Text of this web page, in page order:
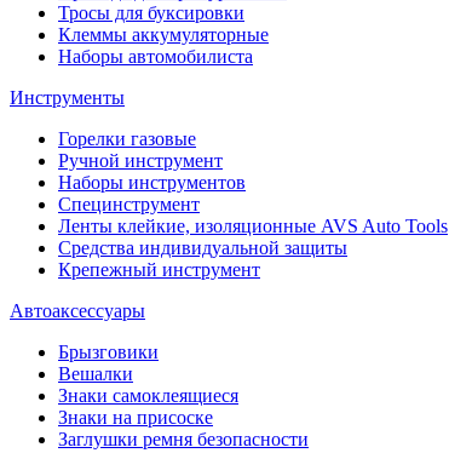
Тросы для буксировки
Клеммы аккумуляторные
Наборы автомобилиста
Инструменты
Горелки газовые
Ручной инструмент
Наборы инструментов
Специнструмент
Ленты клейкие, изоляционные AVS Auto Tools
Средства индивидуальной защиты
Крепежный инструмент
Автоаксессуары
Брызговики
Вешалки
Знаки самоклеящиеся
Знаки на присоске
Заглушки ремня безопасности